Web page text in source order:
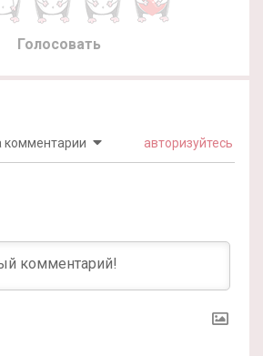
Голосовать
комментарии авторизуйтесь